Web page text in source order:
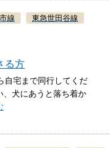
線 東急世田谷線
る方
自宅まで同行してくだ
、犬にあうと落ち着か